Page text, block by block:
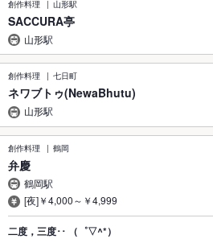
創作料理 山形駅
SACCURA亭
山形駅
創作料理 七日町
ネワブトゥ(NewaBhutu)
山形駅
創作料理 鶴岡
弁慶
鶴岡駅
[夜]￥4,000～￥4,999
二度，三度･･ （゜▽^*）